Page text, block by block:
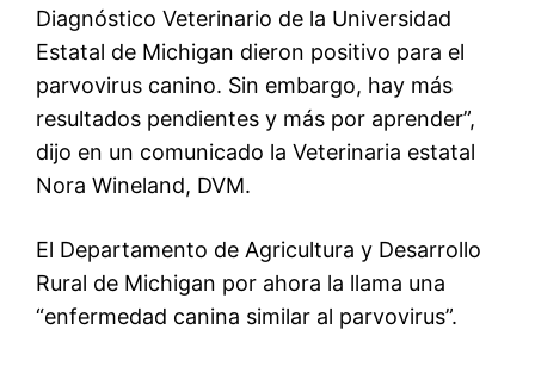
Diagnóstico Veterinario de la Universidad
Estatal de Michigan dieron positivo para el
parvovirus canino. Sin embargo, hay más
resultados pendientes y más por aprender”,
dijo en un comunicado la Veterinaria estatal
Nora Wineland, DVM.
El Departamento de Agricultura y Desarrollo
Rural de Michigan por ahora la llama una
“enfermedad canina similar al parvovirus”.